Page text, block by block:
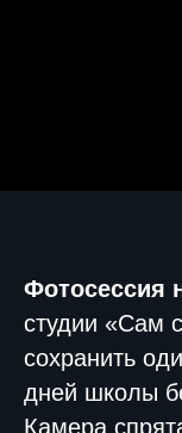
Фотосессия
студии «Сам
сохранить
дней школы
Камера